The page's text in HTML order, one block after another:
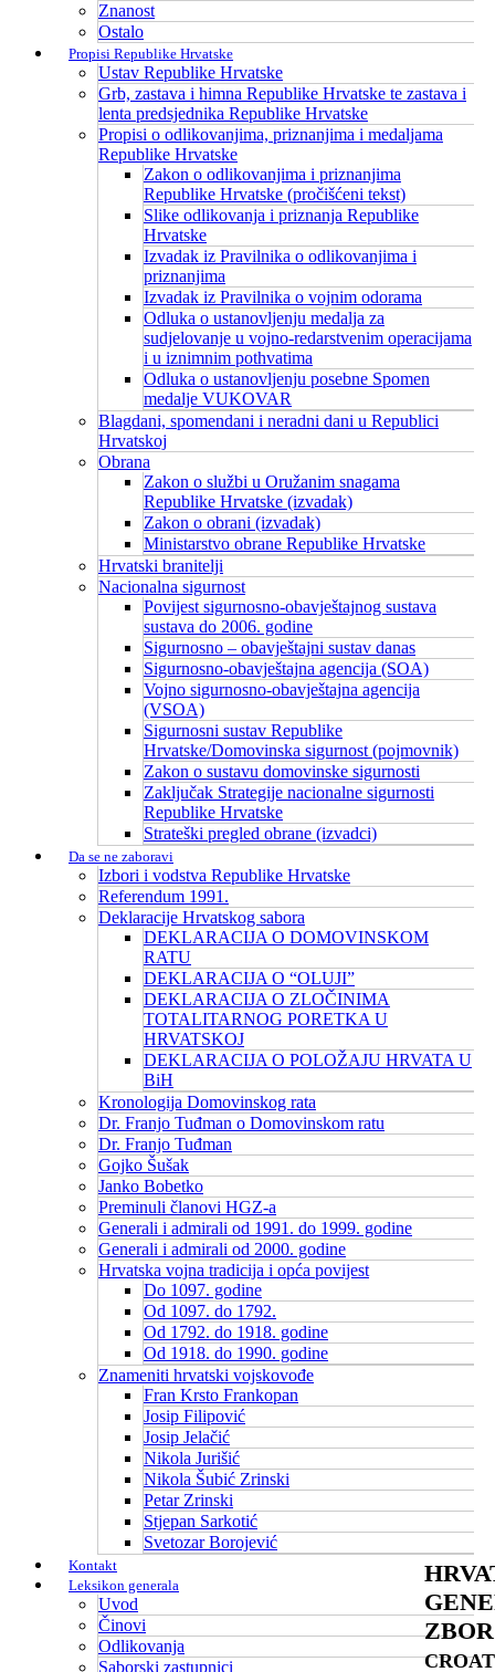
ZBOR
Znanost
Ostalo
Propisi Republike Hrvatske
Ustav Republike Hrvatske
Grb, zastava i himna Republike Hrvatske te zastava i
lenta predsjednika Republike Hrvatske
Propisi o odlikovanjima, priznanjima i medaljama
Republike Hrvatske
Zakon o odlikovanjima i priznanjima
Republike Hrvatske (pročišćeni tekst)
Slike odlikovanja i priznanja Republike
Hrvatske
Izvadak iz Pravilnika o odlikovanjima i
priznanjima
Izvadak iz Pravilnika o vojnim odorama
Odluka o ustanovljenju medalja za
sudjelovanje u vojno-redarstvenim operacijama
i u iznimnim pothvatima
Odluka o ustanovljenju posebne Spomen
medalje VUKOVAR
Blagdani, spomendani i neradni dani u Republici
Hrvatskoj
Obrana
Zakon o službi u Oružanim snagama
Republike Hrvatske (izvadak)
Zakon o obrani (izvadak)
Ministarstvo obrane Republike Hrvatske
Hrvatski branitelji
Nacionalna sigurnost
Povijest sigurnosno-obavještajnog sustava
sustava do 2006. godine
Sigurnosno – obavještajni sustav danas
Sigurnosno-obavještajna agencija (SOA)
Vojno sigurnosno-obavještajna agencija
(VSOA)
Sigurnosni sustav Republike
Hrvatske/Domovinska sigurnost (pojmovnik)
Zakon o sustavu domovinske sigurnosti
Zaključak Strategije nacionalne sigurnosti
Republike Hrvatske
Strateški pregled obrane (izvadci)
Da se ne zaboravi
Izbori i vodstva Republike Hrvatske
Referendum 1991.
Deklaracije Hrvatskog sabora
DEKLARACIJA O DOMOVINSKOM
RATU
DEKLARACIJA O “OLUJI”
DEKLARACIJA O ZLOČINIMA
TOTALITARNOG PORETKA U
HRVATSKOJ
DEKLARACIJA O POLOŽAJU HRVATA U
BiH
Kronologija Domovinskog rata
Dr. Franjo Tuđman o Domovinskom ratu
Dr. Franjo Tuđman
Gojko Šušak
Janko Bobetko
Preminuli članovi HGZ-a
Generali i admirali od 1991. do 1999. godine
Generali i admirali od 2000. godine
Hrvatska vojna tradicija i opća povijest
Do 1097. godine
Od 1097. do 1792.
Od 1792. do 1918. godine
Od 1918. do 1990. godine
Znameniti hrvatski vojskovođe
Fran Krsto Frankopan
Josip Filipović
Josip Jelačić
Nikola Jurišić
Nikola Šubić Zrinski
Petar Zrinski
Stjepan Sarkotić
Svetozar Borojević
Kontakt
Leksikon generala
Uvod
Činovi
Odlikovanja
Saborski zastupnici